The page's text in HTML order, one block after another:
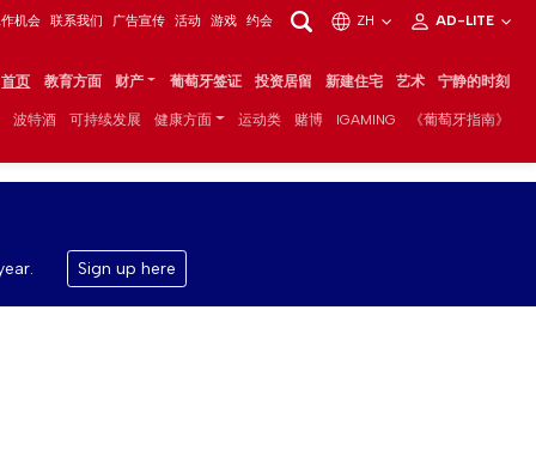
机会 联系我们 广告宣传 活动 游戏 约会 ZH AD-LITE
首页 教育方面 财产 葡萄牙签证 投资居留 新建住宅 艺术 宁静的时刻
波特酒 可持续发展 健康方面 运动类 赌博 IGAMING 《葡萄牙指南》
Sign up here